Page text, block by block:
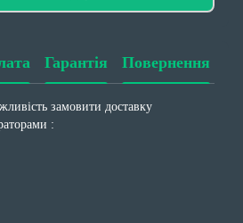
Гарантія Повернення
замовити доставку
: